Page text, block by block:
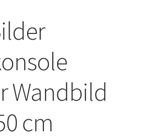
Wandbild
cm